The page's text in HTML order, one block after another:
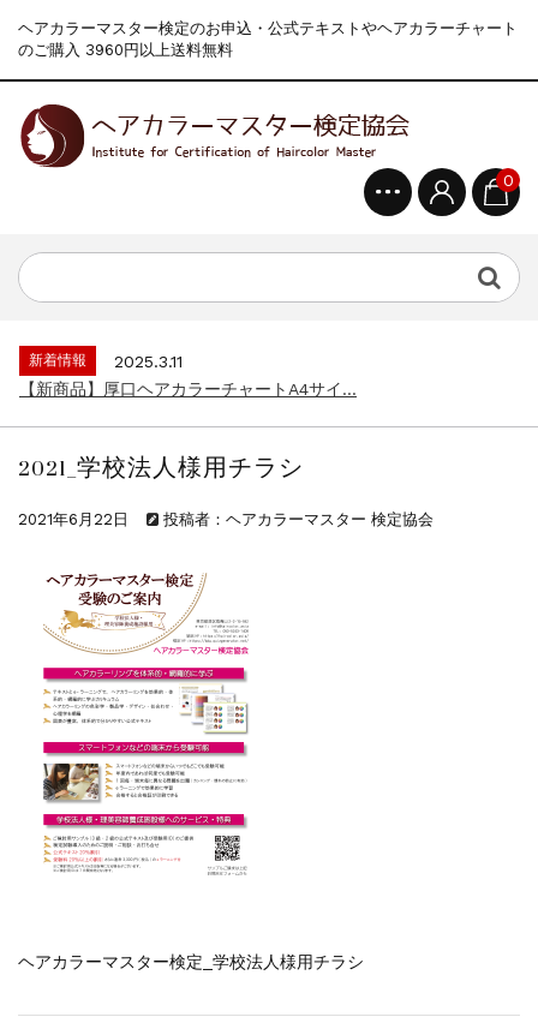
ヘアカラーマスター検定のお申込・公式テキストやヘアカラーチャート
のご購入 3960円以上送料無料
0
一部ヘアカラーチャートのお値引きを行いま...
新着情報
2026.7.1
新着情報
2025.3.11
【新商品】厚口ヘアカラーチャートA4サイ...
新着情報
2024.4.10
新着情報
新着情報
2026.7.1
2026年度夏季・シルバーウィーク休業の...
新着情報
2025.3.11
【新商品】厚口ヘアカラーチャートA4サイ...
新着情報
2024.7.2
9月24日頃よりオンラインショップの送料...
新着情報
2024.4.10
在庫処分セールのお知らせ【なくなり次第終...
新着情報
2024.4.9
一部ヘアカラーチャートのお値引きを行いま...
2021_学校法人様用チラシ
2021年6月22日 投稿者：ヘアカラーマスター 検定協会
ヘアカラーマスター検定_学校法人様用チラシ